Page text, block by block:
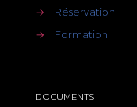
→
Réservation
→
Formation
DOCUMENTS